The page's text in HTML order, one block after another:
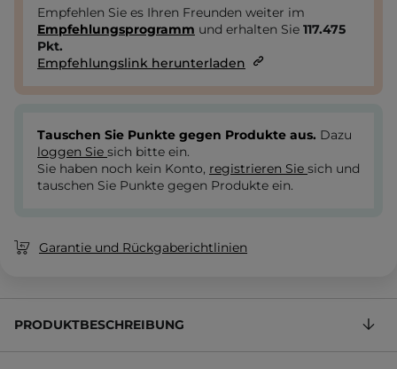
Empfehlen Sie es Ihren Freunden weiter im
Empfehlungsprogramm und erhalten Sie 117.475
Pkt.
Empfehlungslink herunterladen
Tauschen Sie Punkte gegen Produkte aus. Dazu
loggen Sie sich bitte ein.
Sie haben noch kein Konto, registrieren Sie sich und
tauschen Sie Punkte gegen Produkte ein.
Garantie und Rückgaberichtlinien
PRODUKTBESCHREIBUNG